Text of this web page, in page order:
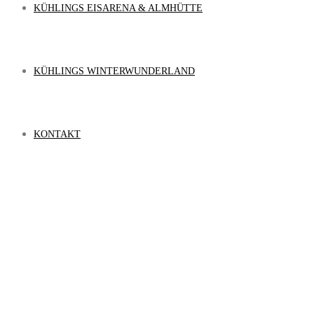
KÜHLINGS EISARENA & ALMHÜTTE
KÜHLINGS WINTERWUNDERLAND
KONTAKT